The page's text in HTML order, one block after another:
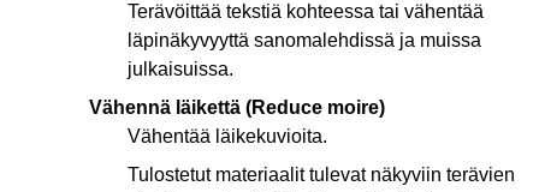
Terävöittää tekstiä kohteessa tai vähentää
läpinäkyvyyttä sanomalehdissä ja muissa
julkaisuissa.
Vähennä läikettä (Reduce moire)
Vähentää läikekuvioita.
Tulostetut materiaalit tulevat näkyviin terävien